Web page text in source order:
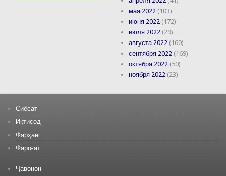
мая 2022 (103)
июня 2022 (172)
июля 2022 (29)
августа 2022 (160)
сентября 2022 (169)
октября 2022 (50)
ноября 2022 (23)
Сиёсат
Иқтисод
Фарҳанг
Фароғат
Ҷавонон